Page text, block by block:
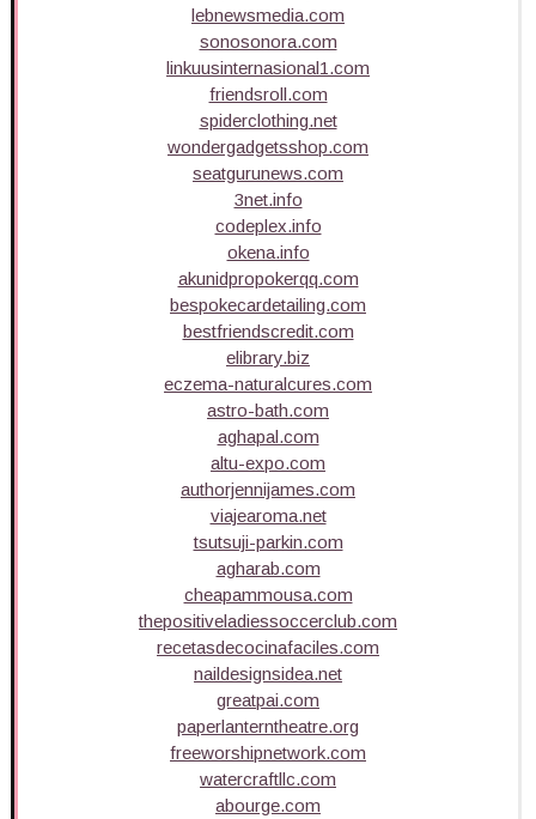
lebnewsmedia.com
sonosonora.com
linkuusinternasional1.com
friendsroll.com
spiderclothing.net
wondergadgetsshop.com
seatgurunews.com
3net.info
codeplex.info
okena.info
akunidpropokerqq.com
bespokecardetailing.com
bestfriendscredit.com
elibrary.biz
eczema-naturalcures.com
astro-bath.com
aghapal.com
altu-expo.com
authorjennijames.com
viajearoma.net
tsutsuji-parkin.com
agharab.com
cheapammousa.com
thepositiveladiessoccerclub.com
recetasdecocinafaciles.com
naildesignsidea.net
greatpai.com
paperlanterntheatre.org
freeworshipnetwork.com
watercraftllc.com
abourge.com